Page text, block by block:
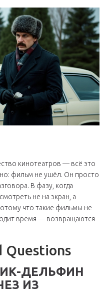
кинотеатров — всё это
фильм не ушёл. Он просто
В фазу, когда
не на экран, а
что такие фильмы не
время — возвращаются
Questions
ДЕЛЬФИН
ИЗ